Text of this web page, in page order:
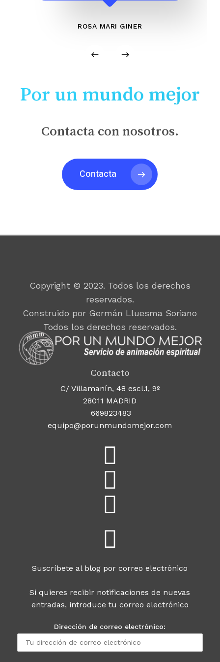
ROSA MARI GINER
Por un mundo mejor
Contacta con nosotros.
Contacta
Copyright © 2023. Todos los derechos
reservados.
Construido por Germán Lluesma Soriano
Todos los derechos reservados.
Contacto
C/ Villamanín, 48 escl.1, 9º
28011 MADRID
669823483
equipo@porunmundomejor.com
Suscríbete al blog por correo electrónico
Si quieres recibir notificaciones de nuevas
entradas, introduce tu correo electrónico
Dirección de correo electrónico: